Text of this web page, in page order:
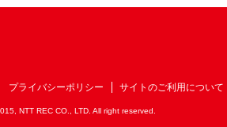
プライバシーポリシー サイトのご利用について
NTT REC CO., LTD. All right reserved.